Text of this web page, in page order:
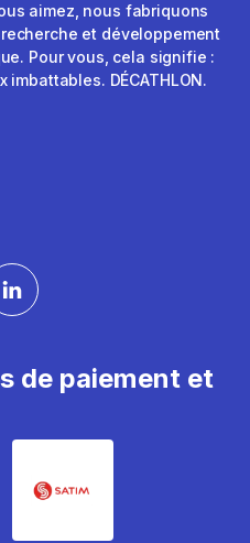
aimez, nous fabriquons
et développement
Pour vous, cela signifie :
DÉCATHLON.
de paiement et